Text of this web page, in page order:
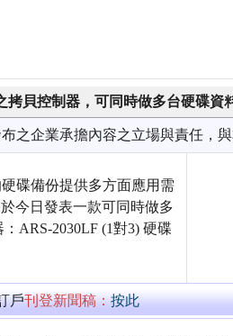
拷貝控制器，可同時做多台硬碟資
之企業承擔內容之立場與責任，
碟備份提供多方面應用需
今日發表一款可同時做多
ARS-2030LF (1對3) 硬碟
戶刊登新聞稿：按此